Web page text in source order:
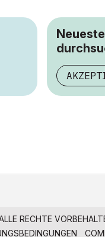
RECHTE